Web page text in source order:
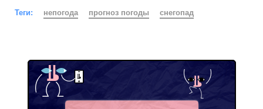
Теги: непогода прогноз погоды снегопад